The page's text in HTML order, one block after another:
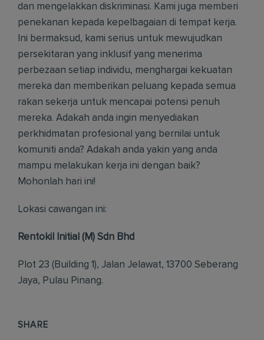
dan mengelakkan diskriminasi. Kami juga memberi
penekanan kepada kepelbagaian di tempat kerja.
Ini bermaksud, kami serius untuk mewujudkan
persekitaran yang inklusif yang menerima
perbezaan setiap individu, menghargai kekuatan
mereka dan memberikan peluang kepada semua
rakan sekerja untuk mencapai potensi penuh
mereka. Adakah anda ingin menyediakan
perkhidmatan profesional yang bernilai untuk
komuniti anda? Adakah anda yakin yang anda
mampu melakukan kerja ini dengan baik?
Mohonlah hari ini!
Lokasi cawangan ini:
Rentokil Initial (M) Sdn Bhd
Plot 23 (Building 1), Jalan Jelawat, 13700 Seberang
Jaya, Pulau Pinang.
SHARE